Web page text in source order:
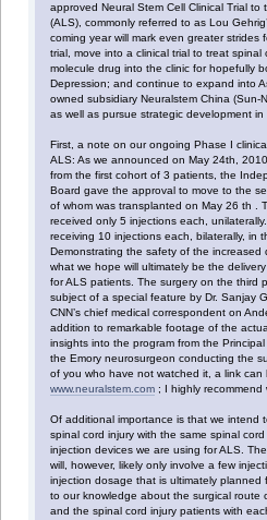
approved Neural Stem Cell Clinical Trial to
(ALS), commonly referred to as Lou
coming year will mark even greater strides
trial, move into a clinical trial to treat spinal
molecule drug into the clinic for hopefully
Depression; and continue to expand into
owned subsidiary Neuralstem China (Sun-
as well as pursue strategic development in
First, a note on our ongoing Phase I
ALS: As we announced on May 24th,
from the first cohort of 3 patients, the
Board gave the approval to move to the
of whom was transplanted on May 26 th .
received only 5 injections each,
receiving 10 injections each, bilaterally, in
Demonstrating the safety of the increased
what we hope will ultimately be the
for ALS patients. The surgery on the third
subject of a special feature by Dr. Sanjay
CNN’s chief medical correspondent on
addition to remarkable footage of the
insights into the program from the
the Emory neurosurgeon conducting the
of you who have not watched it, a link can
www.neuralstem.com ; I highly recommend
Of additional importance is that we intend
spinal cord injury with the same spinal
injection devices we are using for ALS.
will, however, likely only involve a few
injection dosage that is ultimately planned
to our knowledge about the surgical route
and the spinal cord injury patients with